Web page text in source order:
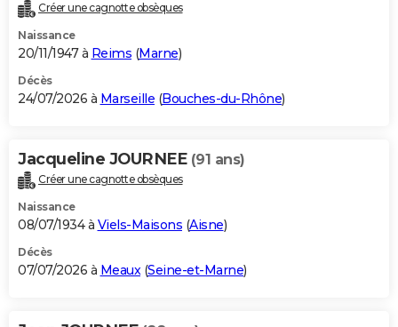
Destinations
City break
Voyage nature
Voyage de noces
Forum
Climat
+PHOTO
GUIDES D'ACHAT
BONS PLANS
Carte de Noël
Carte Bonne année
Carte Saint-Valentin
Carte Pâques
Carte d'anniversaire
DICTIONNAIRE
Dictionnaire
Biographies
Citations
Expressions
Proverbes
PROGRAMME TV
S'inscrire
Se connecter
Lycées
Collèges
Primaires
Universités
Entreprises
Service militaire
Avis de recherche
AVIS DE DÉCÈS
Créer une cagnotte obsèques
Naissance
20/11/1947 à Reims (Marne)
Décès
24/07/2026 à Marseille (Bouches-du-Rhône)
Jacqueline JOURNEE (91 ans)
Créer une cagnotte obsèques
Naissance
08/07/1934 à Viels-Maisons (Aisne)
Décès
07/07/2026 à Meaux(Seine-et-Marne)